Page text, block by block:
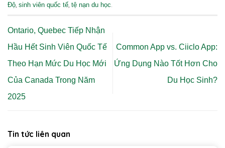
Độ sinh viên quốc tế tệ nạn du học
Ontario, Quebec Tiếp Nhận
Hầu Hết Sinh Viên Quốc Tế
Theo Hạn Mức Du Học Mới
Của Canada Trong Năm
2025
Common App vs. Ciiclo App:
Ứng Dụng Nào Tốt Hơn Cho
Du Học Sinh?
Tin tức liên quan